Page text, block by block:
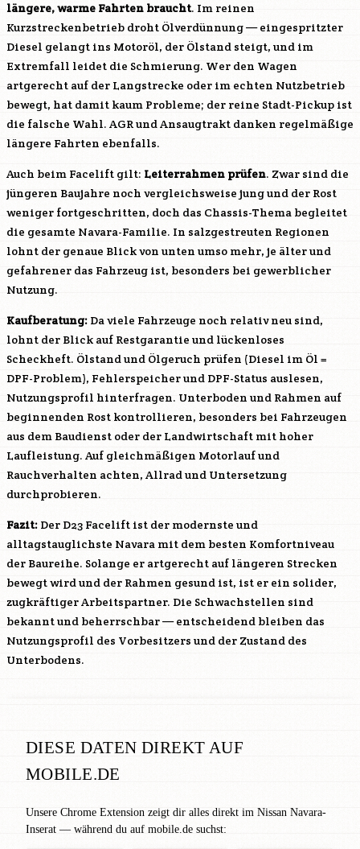
längere, warme Fahrten braucht. Im reinen
Kurzstreckenbetrieb droht Ölverdünnung — eingespritzter
Diesel gelangt ins Motoröl, der Ölstand steigt, und im
Extremfall leidet die Schmierung. Wer den Wagen
artgerecht auf der Langstrecke oder im echten Nutzbetrieb
bewegt, hat damit kaum Probleme; der reine Stadt-Pickup ist
die falsche Wahl. AGR und Ansaugtrakt danken regelmäßige
längere Fahrten ebenfalls.
Auch beim Facelift gilt: Leiterrahmen prüfen. Zwar sind die
jüngeren Baujahre noch vergleichsweise jung und der Rost
weniger fortgeschritten, doch das Chassis-Thema begleitet
die gesamte Navara-Familie. In salzgestreuten Regionen
lohnt der genaue Blick von unten umso mehr, je älter und
gefahrener das Fahrzeug ist, besonders bei gewerblicher
Nutzung.
Kaufberatung: Da viele Fahrzeuge noch relativ neu sind,
lohnt der Blick auf Restgarantie und lückenloses
Scheckheft. Ölstand und Ölgeruch prüfen (Diesel im Öl =
DPF-Problem), Fehlerspeicher und DPF-Status auslesen,
Nutzungsprofil hinterfragen. Unterboden und Rahmen auf
beginnenden Rost kontrollieren, besonders bei Fahrzeugen
aus dem Baudienst oder der Landwirtschaft mit hoher
Laufleistung. Auf gleichmäßigen Motorlauf und
Rauchverhalten achten, Allrad und Untersetzung
durchprobieren.
Fazit: Der D23 Facelift ist der modernste und
alltagstauglichste Navara mit dem besten Komfortniveau
der Baureihe. Solange er artgerecht auf längeren Strecken
bewegt wird und der Rahmen gesund ist, ist er ein solider,
zugkräftiger Arbeitspartner. Die Schwachstellen sind
bekannt und beherrschbar — entscheidend bleiben das
Nutzungsprofil des Vorbesitzers und der Zustand des
Unterbodens.
DIESE DATEN DIREKT AUF
MOBILE.DE
Unsere Chrome Extension zeigt dir alles direkt im Nissan Navara-
Inserat — während du auf mobile.de suchst: